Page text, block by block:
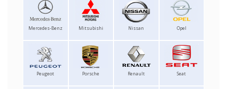
Mercedes-Benz Mitsubishi Nissan Opel
Peugeot Porsche Renault Seat